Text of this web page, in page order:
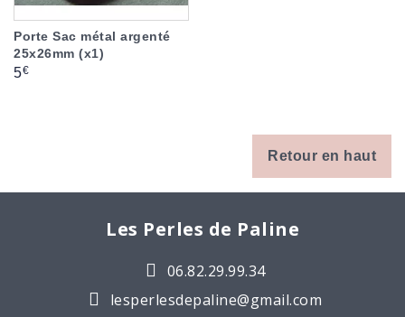
Porte Sac métal argenté
25x26mm (x1)
Prix
5€
Retour en haut
Les Perles de Paline
06.82.29.99.34
lesperlesdepaline@gmail.com